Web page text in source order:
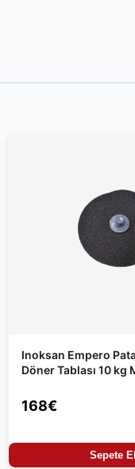
Inoksan Empero
Döner Tablası 10 kg
168€
Sepete